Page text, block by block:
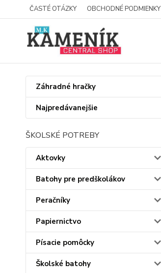
ČASTÉ OTÁZKY OBCHODNÉ PODMIENKY
Záhradné hračky
Najpredávanejšie
ŠKOLSKÉ POTREBY
Aktovky
Batohy pre predškolákov
Peračníky
Papiernictvo
Písacie pomôcky
Školské batohy